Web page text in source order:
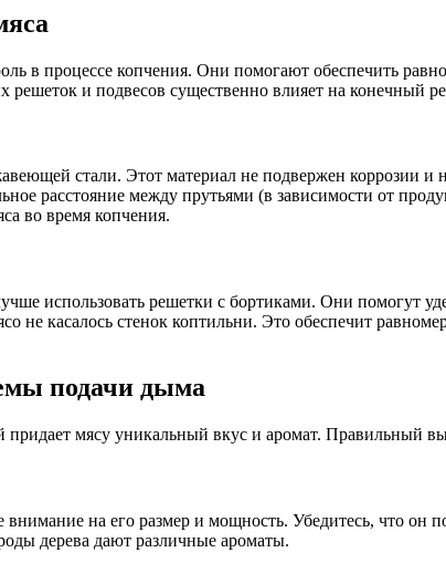
в процессе копчения. Они помогают обеспечить
и подвесов существенно влияет на конечный
стали. Этот материал не подвержен коррозии и
расстояние между прутьями (в зависимости от
во время копчения.
использовать решетки с бортиками. Они помогут
не касалось стенок коптильни. Это обеспечит
подачи дыма
мясу уникальный вкус и аромат. Правильный
на его размер и мощность. Убедитесь, что
дерева дают различные ароматы.